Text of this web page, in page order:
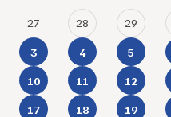
27 28 29
3 4 5
10 11 12
17 18 19